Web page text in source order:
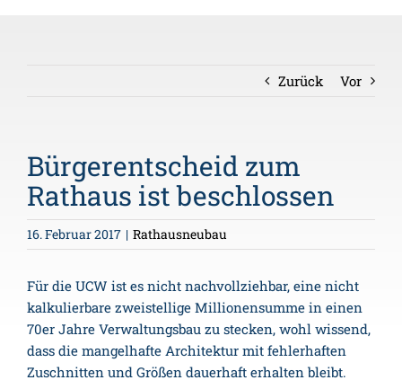
Zurück Vor
Bürgerentscheid zum
Rathaus ist beschlossen
16. Februar 2017 | Rathausneubau
Für die UCW ist es nicht nachvollziehbar, eine nicht
kalkulierbare zweistellige Millionensumme in einen
70er Jahre Verwaltungsbau zu stecken, wohl wissend,
dass die mangelhafte Architektur mit fehlerhaften
Zuschnitten und Größen dauerhaft erhalten bleibt.